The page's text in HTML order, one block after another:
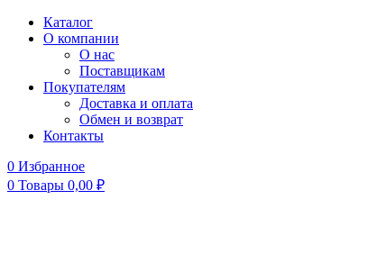
Каталог
О компании
О нас
Поставщикам
Покупателям
Доставка и оплата
Обмен и возврат
Контакты
0 Избранное
0 Товары 0,00 ₽